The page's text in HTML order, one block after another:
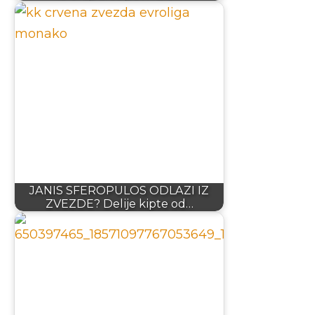
JANIS SFEROPULOS ODLAZI IZ
ZVEZDE? Delije kipte od…